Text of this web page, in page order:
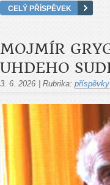
CELÝ PŘÍSPĚVEK
MOJMÍR
UHDEHO
3. 6. 2026 Rubrika: příspěvky